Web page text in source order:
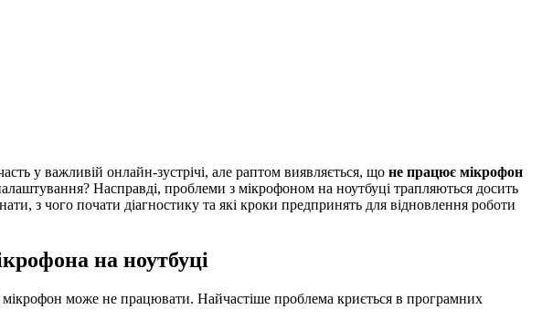
у важливій онлайн-зустрічі, але раптом виявляється, що не працює мікрофон
Насправді, проблеми з мікрофоном на ноутбуці трапляються досить
з чого почати діагностику та які кроки предпринять для відновлення роботи
на ноутбуці
може не працювати. Найчастіше проблема криється в програмних